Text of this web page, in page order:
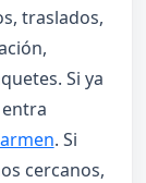
traslados,
Si ya
. Si
cercanos,